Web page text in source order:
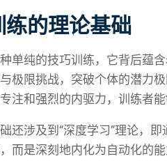
练的理论基础
单纯的技巧训练，它背后蕴
极限挑战，突破个体的潜力
注和强烈的内驱力，训练者
还涉及到“深度学习”理论，
而是深刻地内化为自动化的